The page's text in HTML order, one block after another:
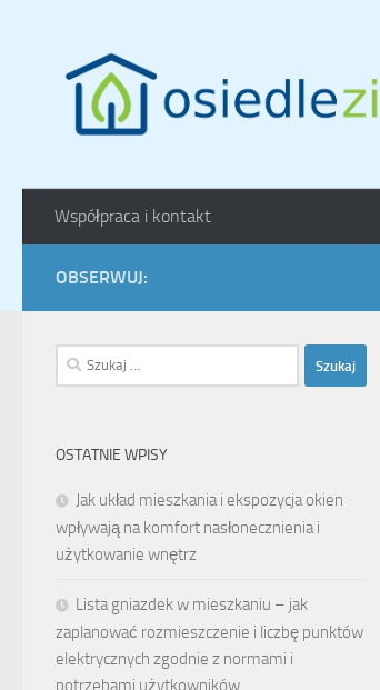
Współpraca i kontakt
OBSERWUJ:
Szukaj:
OSTATNIE WPISY
Jak układ mieszkania i ekspozycja okien
wpływają na komfort nasłonecznienia i
użytkowanie wnętrz
Lista gniazdek w mieszkaniu – jak
zaplanować rozmieszczenie i liczbę punktów
elektrycznych zgodnie z normami i
potrzebami użytkowników